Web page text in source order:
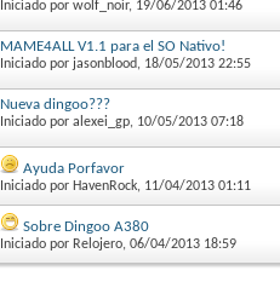
Iniciado por wolf_noir, 19/06/2013 01:46
MAME4ALL V1.1 para el SO Nativo!
Iniciado por jasonblood, 18/05/2013 22:55
Nueva dingoo???
Iniciado por alexei_gp, 10/05/2013 07:18
Ayuda Porfavor
Iniciado por HavenRock, 11/04/2013 01:11
Sobre Dingoo A380
Iniciado por Relojero, 06/04/2013 18:59